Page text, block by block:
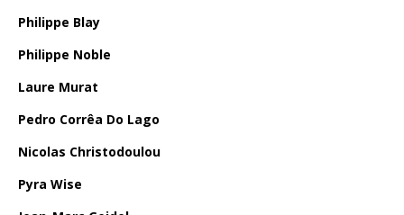
Philippe Blay
Philippe Noble
Laure Murat
Pedro Corrêa Do Lago
Nicolas Christodoulou
Pyra Wise